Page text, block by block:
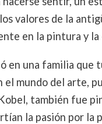
valores de la
en la pintura y
en una familia que
el mundo del arte,
también fue
la pasión por la